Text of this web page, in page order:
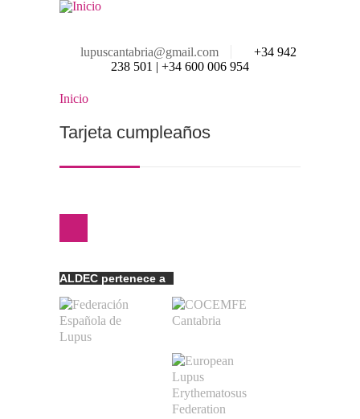
Pasar al contenido principal
lupuscantabria@gmail.com
+34 942
238 501 | +34 600 006 954
Se encuentra usted aquí
Inicio
Tarjeta cumpleaños
ALDEC pertenece a